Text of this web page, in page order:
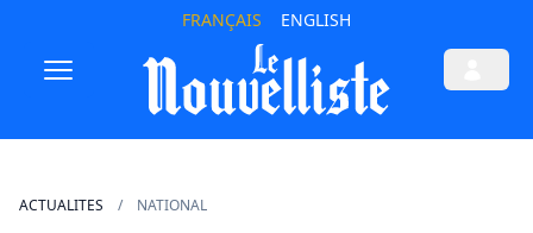
FRANÇAIS ENGLISH
ACTUALITES NATIONAL